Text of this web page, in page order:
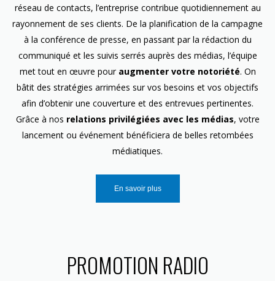
réseau de contacts, l’entreprise contribue quotidiennement au
rayonnement de ses clients. De la planification de la campagne
à la conférence de presse, en passant par la rédaction du
communiqué et les suivis serrés auprès des médias, l’équipe
met tout en œuvre pour augmenter votre notoriété. On
bâtit des stratégies arrimées sur vos besoins et vos objectifs
afin d’obtenir une couverture et des entrevues pertinentes.
Grâce à nos relations privilégiées avec les médias, votre
lancement ou événement bénéficiera de belles retombées
médiatiques.
En savoir plus
PROMOTION RADIO